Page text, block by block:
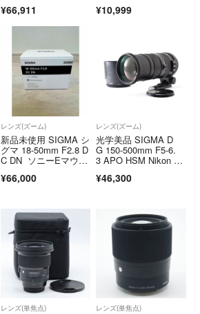
¥66,911 ¥10,999
レンズ(ズーム)
新品未使用 SIGMA シ
グマ 18-50mm F2.8 D
C DN ソニーEマウン
¥66,000
レンズ(ズーム)
光学美品 SIGMA D
G 150-500mm F5-6.
3 APO HSM Nikon AR
¥46,300
レンズ(単焦点) レンズ(単焦点)